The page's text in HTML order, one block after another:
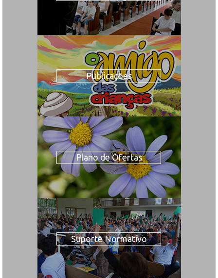
Publicações
Plano de Ofertas
Suporte Normativo